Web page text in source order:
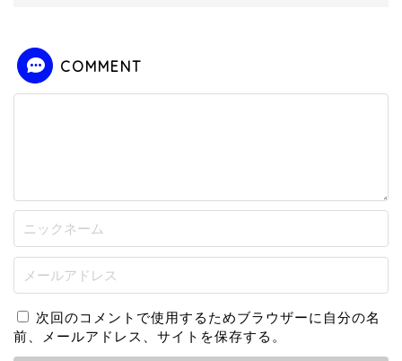
COMMENT
次回のコメントで使用するためブラウザーに自分の名
前、メールアドレス、サイトを保存する。